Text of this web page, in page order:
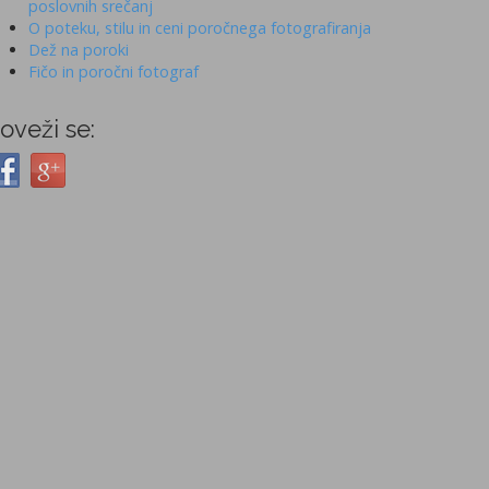
poslovnih srečanj
O poteku, stilu in ceni poročnega fotografiranja
Dež na poroki
Fičo in poročni fotograf
se: